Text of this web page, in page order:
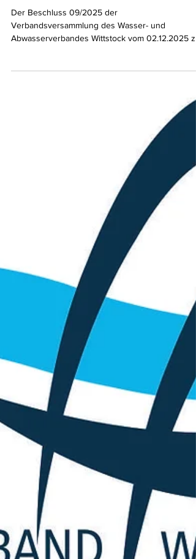
Wirtschaftsplan 2026
Der Beschluss 09/2025 der
den Festsetzungen des Wirtschaftsplanes 2025
den 02.12.2025 Dr. Wacker Verbandsvorsteher